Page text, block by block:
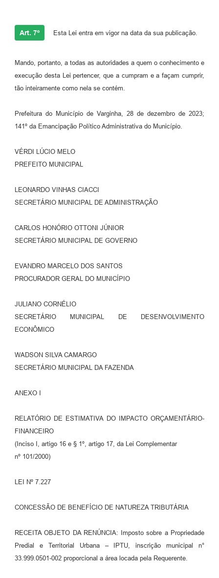
Art. 7º Esta Lei entra em vigor na data da sua publicação.
Mando, portanto, a todas as autoridades a quem o conhecimento e
execução desta Lei pertencer, que a cumpram e a façam cumprir,
tão inteiramente como nela se contém.
Prefeitura do Município de Varginha, 28 de dezembro de 2023;
141º da Emancipação Político Administrativa do Município.
VÉRDI LÚCIO MELO
PREFEITO MUNICIPAL
LEONARDO VINHAS CIACCI
SECRETÁRIO MUNICIPAL DE ADMINISTRAÇÃO
CARLOS HONÓRIO OTTONI JÚNIOR
SECRETÁRIO MUNICIPAL DE GOVERNO
EVANDRO MARCELO DOS SANTOS
PROCURADOR GERAL DO MUNICÍPIO
JULIANO CORNÉLIO
SECRETÁRIO MUNICIPAL DE DESENVOLVIMENTO
ECONÔMICO
WADSON SILVA CAMARGO
SECRETÁRIO MUNICIPAL DA FAZENDA
ANEXO I
RELATÓRIO DE ESTIMATIVA DO IMPACTO ORÇAMENTÁRIO-
FINANCEIRO
(Inciso I, artigo 16 e § 1º, artigo 17, da Lei Complementar
nº 101/2000)
LEI Nº 7.227
CONCESSÃO DE BENEFÍCIO DE NATUREZA TRIBUTÁRIA
RECEITA OBJETO DA RENÚNCIA: Imposto sobre a Propriedade
Predial e Territorial Urbana – IPTU, inscrição municipal n°
33.999.0501-002 proporcional a área locada pela Requerente.